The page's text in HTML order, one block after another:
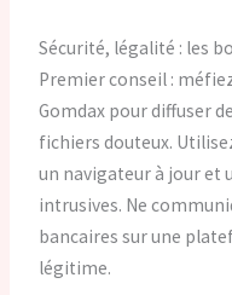
Sécurité, légalité : les
Premier conseil :
Gomdax pour diffuser
fichiers douteux.
un navigateur à jour et
intrusives. Ne
bancaires sur une
légitime.